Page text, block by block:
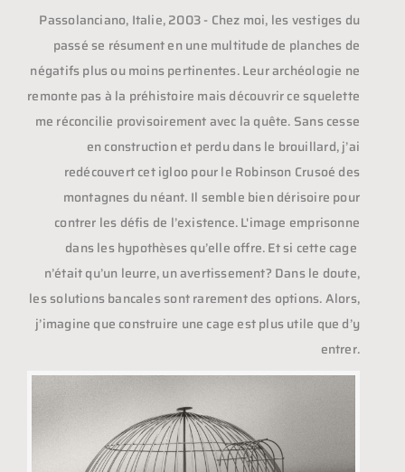
Shopping GIFT
Passolanciano, Italie, 2003 - Chez moi, les vestiges du
passé se résument en une multitude de planches de
négatifs plus ou moins pertinentes. Leur archéologie ne
remonte pas à la préhistoire mais découvrir ce squelette
me réconcilie provisoirement avec la quête. Sans cesse
en construction et perdu dans le brouillard, j’ai
redécouvert cet igloo pour le Robinson Crusoé des
montagnes du néant. Il semble bien dérisoire pour
contrer les défis de l’existence. L'image emprisonne
dans les hypothèses qu’elle offre. Et si cette cage
n’était qu’un leurre, un avertissement? Dans le doute,
les solutions bancales sont rarement des options. Alors,
j’imagine que construire une cage est plus utile que d’y
entrer.